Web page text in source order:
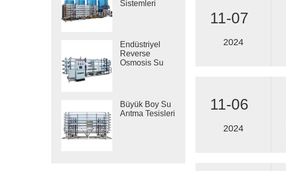
Sistemleri
Endüstriyel
Reverse
Osmosis Su
Büyük Boy Su
Arıtma Tesisleri
11-07
2024
11-06
2024